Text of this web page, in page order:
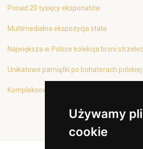
Używamy
cookie
Ponad 20 tysięcy eksponatów
Multimedialna ekspozycja stała
Największa w Polsce kolekcja broni
Unikatowe pamiątki po bohaterach
Kompleksowa oferta edukacyjna